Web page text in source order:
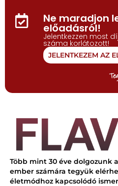
Ne maradjon
előadásról!
Jelentkezzen most
száma korlátozott!
JELENTKEZEM AZ
Több mint 30 éve dolgozunk
ember számára tegyük
életmódhoz kapcsolódó